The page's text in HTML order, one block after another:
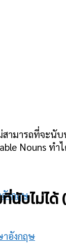
งกฤษ
อังกฤษ
ามารถที่จะนั
Nouns ทำ
นับไม่ไ